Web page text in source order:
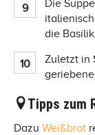
Die
die
Zuletzt in
Tipps zum
Dazu Weißbrot